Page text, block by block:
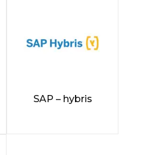
SAP – hybris